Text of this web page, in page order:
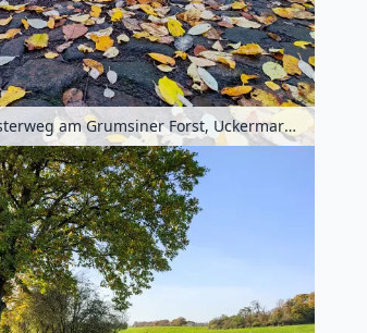
Herbstlicher Pflasterweg am Grumsiner Forst, Uckermark, Brandenburg, Deutschland